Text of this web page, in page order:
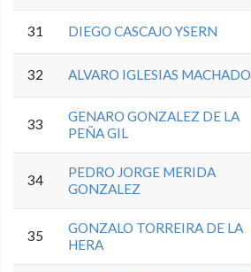
31 DIEGO CASCAJO YSERN
32 ALVARO IGLESIAS MACHADO
33
GENARO GONZALEZ DE LA
PEÑA GIL
34
PEDRO JORGE MERIDA
GONZALEZ
35
GONZALO TORREIRA DE LA
HERA